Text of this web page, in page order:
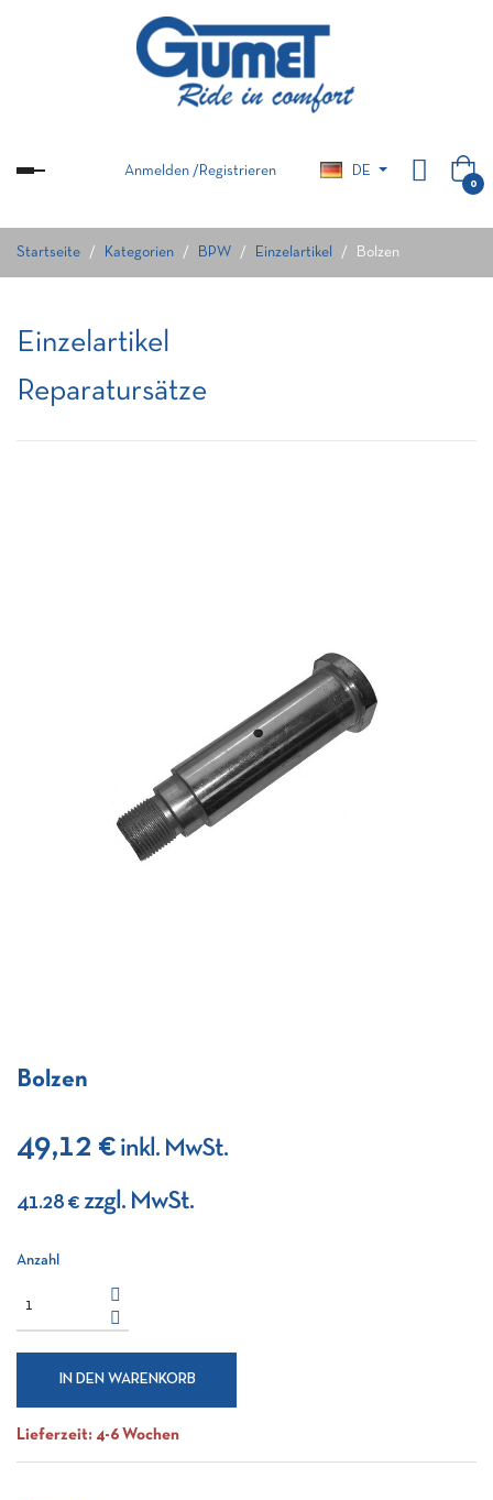
UmschaltenAnmelden / Registrieren DE
0
Startseite Kategorien BPW Einzelartikel Bolzen
Einzelartikel
Reparatursätze
Bolzen
49,12 € inkl. MwSt.
41.28 € zzgl. MwSt.
Anzahl
IN DEN WARENKORB
Lieferzeit: 4-6 Wochen